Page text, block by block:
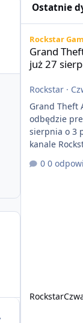
Ostatnie
Rockstar
Grand
już 27
Rockstar·
Grand Theft
odbędzie
sierpnia o 3
kanale
stronie
sierpnia.
0
Rockstar